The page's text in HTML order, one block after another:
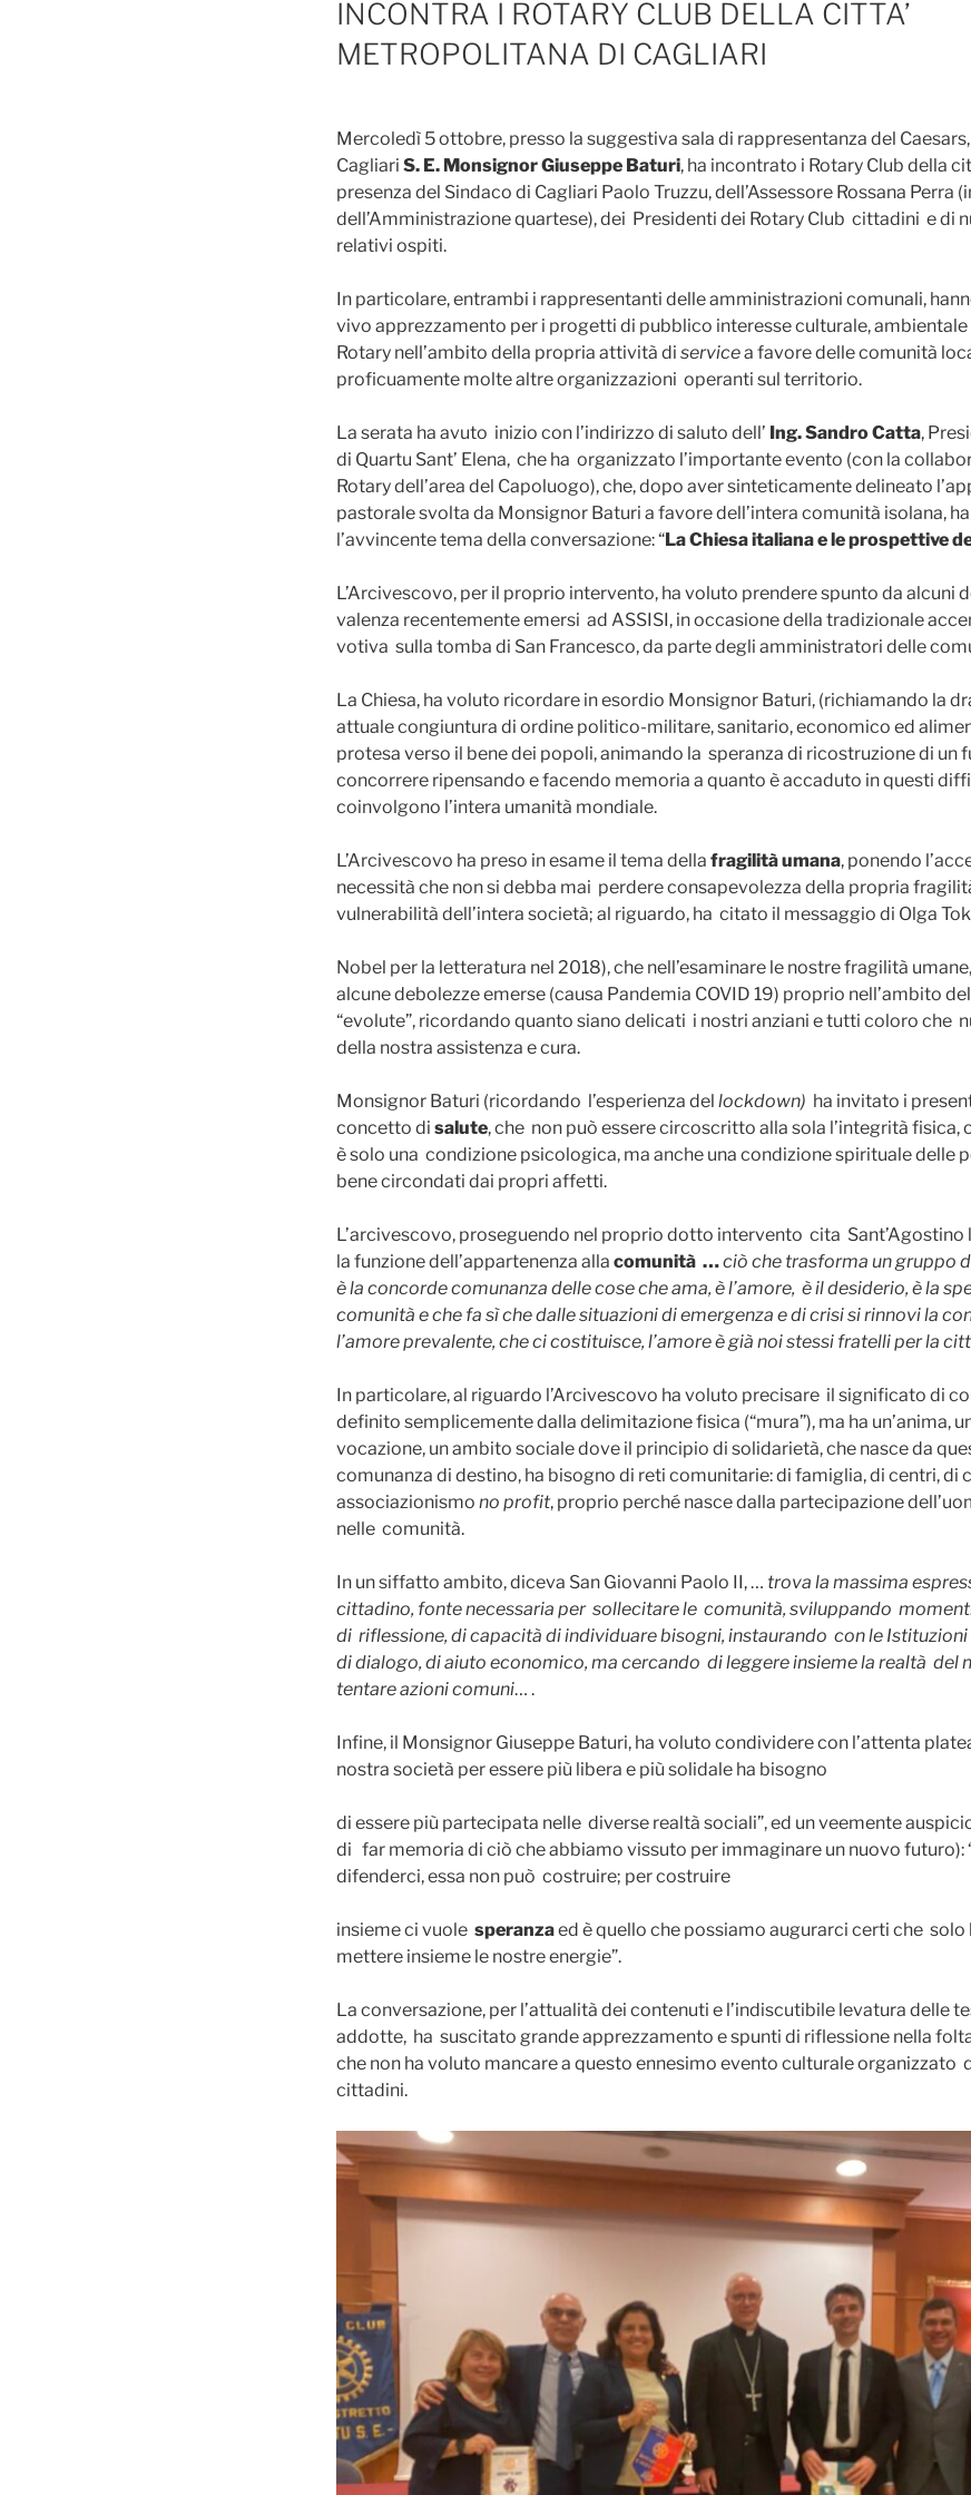
INCONTRA I ROTARY CLUB DELLA CITTA’
METROPOLITANA DI CAGLIARI
Mercoledì 5 ottobre, presso la suggestiva sala di rappresentanza del
Cagliari S. E. Monsignor Giuseppe Baturi, ha incontrato i Rotary Club della
presenza del Sindaco di Cagliari Paolo Truzzu, dell’Assessore Rossana Perra
dell’Amministrazione quartese), dei Presidenti dei Rotary Club cittadini e di
relativi ospiti.
In particolare, entrambi i rappresentanti delle amministrazioni comunali,
vivo apprezzamento per i progetti di pubblico interesse culturale, ambientale
Rotary nell’ambito della propria attività di servicea favore delle comunità
proficuamente molte altre organizzazioni operanti sul territorio.
La serata ha avuto inizio con l’indirizzo di saluto dell’ Ing. Sandro Catta,
di Quartu Sant’ Elena, che ha organizzato l’importante evento (con la
Rotary dell’area del Capoluogo), che, dopo aver sinteticamente delineato
pastorale svolta da Monsignor Baturi a favore dell’intera comunità isolana,
l’avvincente tema della conversazione: “La Chiesa italiana e le prospettive
L’Arcivescovo, per il proprio intervento, ha voluto prendere spunto da alcuni
valenza recentemente emersi ad ASSISI, in occasione della tradizionale
votiva sulla tomba di San Francesco, da parte degli amministratori delle
La Chiesa, ha voluto ricordare in esordio Monsignor Baturi, (richiamando la
attuale congiuntura di ordine politico-militare, sanitario, economico ed
protesa verso il bene dei popoli, animando la speranza di ricostruzione di un
concorrere ripensando e facendo memoria a quanto è accaduto in questi
coinvolgono l’intera umanità mondiale.
L’Arcivescovo ha preso in esame il tema della fragilità umana, ponendo
necessità che non si debba mai perdere consapevolezza della propria
vulnerabilità dell’intera società; al riguardo, ha citato il messaggio di Olga
Nobel per la letteratura nel 2018), che nell’esaminare le nostre fragilità
alcune debolezze emerse (causa Pandemia COVID 19) proprio nell’ambito
“evolute”, ricordando quanto siano delicati i nostri anziani e tutti coloro che
della nostra assistenza e cura.
Monsignor Baturi (ricordando l’esperienza del lockdown) ha invitato i
concetto di salute, che non può essere circoscritto alla sola l’integrità fisica,
è solo una condizione psicologica, ma anche una condizione spirituale delle
bene circondati dai propri affetti.
L’arcivescovo, proseguendo nel proprio dotto intervento cita Sant’Agostino
la funzione dell’appartenenza alla comunità …ciò che trasforma un gruppo
è la concorde comunanza delle cose che ama, è l’amore, è il desiderio, è la
comunità e che fa sì che dalle situazioni di emergenza e di crisi si rinnovi la
l’amore prevalente, che ci costituisce, l’amore è già noi stessi fratelli per la
In particolare, al riguardo l’Arcivescovo ha voluto precisare il significato di
definito semplicemente dalla delimitazione fisica (“mura”), ma ha un’anima,
vocazione, un ambito sociale dove il principio di solidarietà, che nasce da
comunanza di destino, ha bisogno di reti comunitarie: di famiglia, di centri, di
associazionismo no profit, proprio perché nasce dalla partecipazione
nelle comunità.
In un siffatto ambito, diceva San Giovanni Paolo II, … trova la massima
cittadino, fonte necessaria per sollecitare le comunità, sviluppando
di riflessione, di capacità di individuare bisogni, instaurando con le
di dialogo, di aiuto economico, ma cercando di leggere insieme la realtà del
tentare azioni comuni… .
Infine, il Monsignor Giuseppe Baturi, ha voluto condividere con l’attenta
nostra società per essere più libera e più solidale ha bisogno
di essere più partecipata nelle diverse realtà sociali”, ed un veemente
di far memoria di ciò che abbiamo vissuto per immaginare un nuovo futuro):
difenderci, essa non può costruire; per costruire
insieme ci vuole speranzaed è quello che possiamo augurarci certi che solo
mettere insieme le nostre energie”.
La conversazione, per l’attualità dei contenuti e l’indiscutibile levatura delle
addotte, ha suscitato grande apprezzamento e spunti di riflessione nella
che non ha voluto mancare a questo ennesimo evento culturale organizzato
cittadini.